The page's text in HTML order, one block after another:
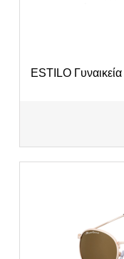
ESTILO